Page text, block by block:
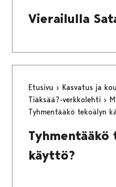
Vierailulla
Etusivu Kasvatus ja
Tiäksää?-verkkolehti
Tyhmentääkö tekoälyn
Tyhmentääkö
käyttö?